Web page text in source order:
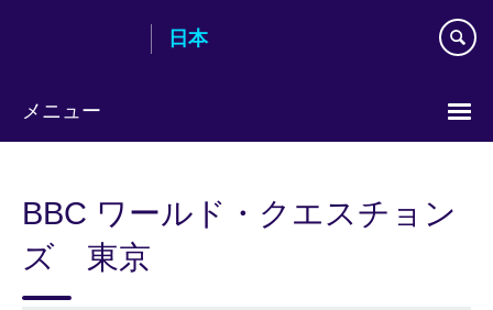
content
日本
メニュー
BBC ワールド・クエスチョン
ズ 東京